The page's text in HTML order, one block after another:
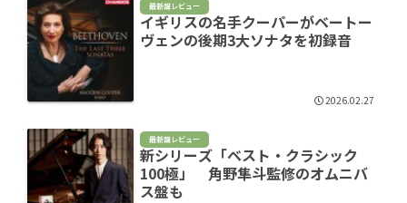
最新盤レビュー
イギリスの名手クーパーがベートー
ヴェンの後期3大ソナタを初録音
2026.02.27
最新盤レビュー
新シリーズ「ベスト・クラシック
100極」 角野隼斗監修のオムニバ
ス盤も